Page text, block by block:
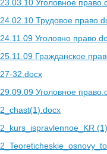
23.03.10 Уголовное
24.02.10 Трудовое
24.11.09 Уголовно
25.11.09 Гражданское
27-32.docx
29.09.09 Уголовное
2_chast(1).docx
2_kurs_ispravlennoe_KR